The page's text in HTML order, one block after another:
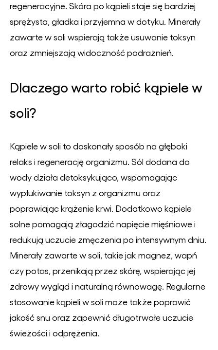
regeneracyjne. Skóra po kąpieli staje się bardziej
sprężysta, gładka i przyjemna w dotyku. Minerały
zawarte w soli wspierają także usuwanie toksyn
oraz zmniejszają widoczność podrażnień.
Dlaczego warto robić kąpiele w
soli?
Kąpiele w soli to doskonały sposób na głęboki
relaks i regenerację organizmu. Sól dodana do
wody działa detoksykująco, wspomagając
wypłukiwanie toksyn z organizmu oraz
poprawiając krążenie krwi. Dodatkowo kąpiele
solne pomagają złagodzić napięcie mięśniowe i
redukują uczucie zmęczenia po intensywnym dniu.
Minerały zawarte w soli, takie jak magnez, wapń
czy potas, przenikają przez skórę, wspierając jej
zdrowy wygląd i naturalną równowagę. Regularne
stosowanie kąpieli w soli może także poprawić
jakość snu oraz zapewnić długotrwałe uczucie
świeżości i odprężenia.